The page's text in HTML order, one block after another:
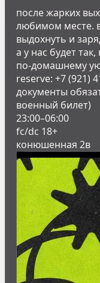
после жарких
любимом месте.
выдохнуть и
а у нас будет
по-домашнему
reserve: +7 (921)
документы
военный билет)
23:00–06:00
fc/dc 18+
конюшенная 2в